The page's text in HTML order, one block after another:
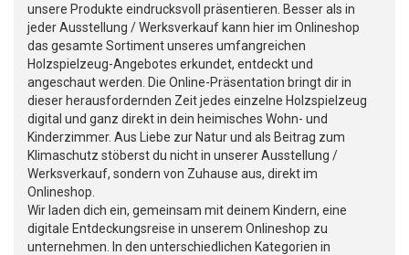
unsere Produkte eindrucksvoll präsentieren. Besser als in
jeder Ausstellung / Werksverkauf kann hier im Onlineshop
das gesamte Sortiment unseres umfangreichen
Holzspielzeug-Angebotes erkundet, entdeckt und
angeschaut werden. Die Online-Präsentation bringt dir in
dieser herausfordernden Zeit jedes einzelne Holzspielzeug
digital und ganz direkt in dein heimisches Wohn- und
Kinderzimmer. Aus Liebe zur Natur und als Beitrag zum
Klimaschutz stöberst du nicht in unserer Ausstellung /
Werksverkauf, sondern von Zuhause aus, direkt im
Onlineshop.
Wir laden dich ein, gemeinsam mit deinem Kindern, eine
digitale Entdeckungsreise in unserem Onlineshop zu
unternehmen. In den unterschiedlichen Kategorien in